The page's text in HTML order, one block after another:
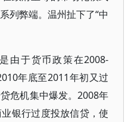
列弊端。温州扯下了“中
由于货币政策在2008-
年底至2011年初又过
危机集中爆发。2008年
银行过度投放信贷，使